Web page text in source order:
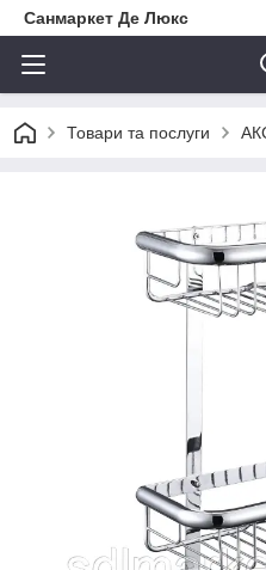
Санмаркет Де Люкс
Товари та послуги